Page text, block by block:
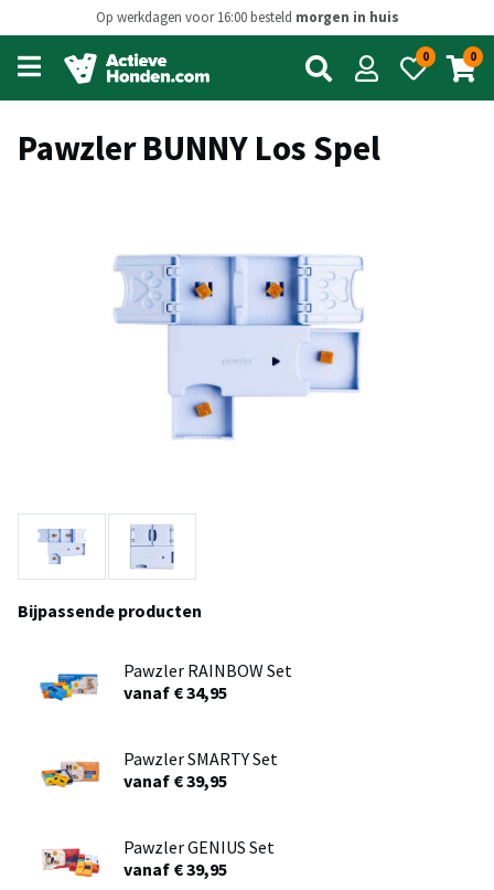
Op werkdagen voor 16:00 besteld morgen in huis
Open
main
menu
0 0
Pawzler BUNNY Los Spel
Bijpassende producten
Pawzler RAINBOW Set
vanaf € 34,95
Pawzler SMARTY Set
vanaf € 39,95
Pawzler GENIUS Set
vanaf € 39,95